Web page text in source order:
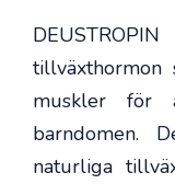
tillväxthormon
muskler för
barndomen.
naturliga